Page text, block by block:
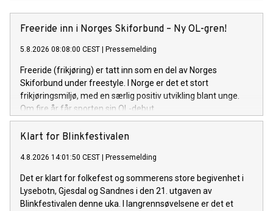
Freeride inn i Norges Skiforbund – Ny OL-gren!
5.8.2026 08:08:00 CEST Pressemelding
Freeride (frikjøring) er tatt inn som en del av Norges
Skiforbund under freestyle. I Norge er det et stort
frikjøringsmiljø, med en særlig positiv utvikling blant unge.
Om fire år får sporten sin OL-debut.
Klart for Blinkfestivalen
4.8.2026 14:01:50 CEST Pressemelding
Det er klart for folkefest og sommerens store begivenhet i
Lysebotn, Gjesdal og Sandnes i den 21. utgaven av
Blinkfestivalen denne uka. I langrennsøvelsene er det et